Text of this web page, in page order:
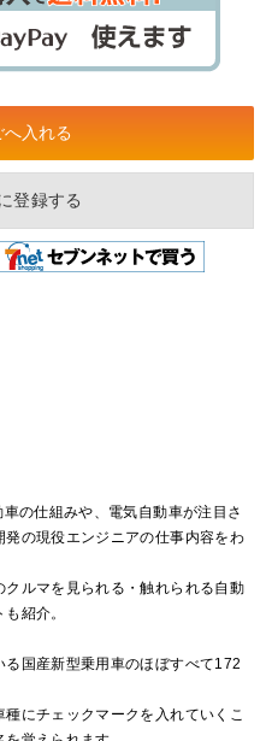
登録する
の仕組みや、電気自動車が注目さ
の現役エンジニアの仕事内容をわ
ルマを見られる・触れられる自動
紹介。
国産新型乗用車のほぼすべて172
にチェックマークを入れていくこ